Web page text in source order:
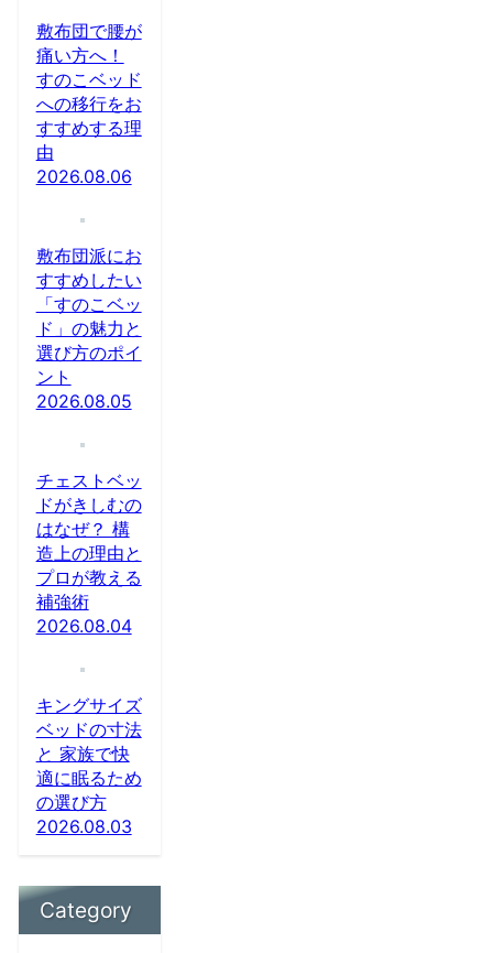
敷布団で腰が
痛い方へ！
すのこベッド
への移行をお
すすめする理
由
2026.08.06
敷布団派にお
すすめしたい
「すのこベッ
ド」の魅力と
選び方のポイ
ント
2026.08.05
チェストベッ
ドがきしむの
はなぜ？ 構
造上の理由と
プロが教える
補強術
2026.08.04
キングサイズ
ベッドの寸法
と 家族で快
適に眠るため
の選び方
2026.08.03
Category